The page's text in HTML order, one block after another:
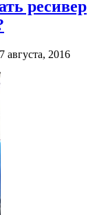
ресивер
августа, 2016